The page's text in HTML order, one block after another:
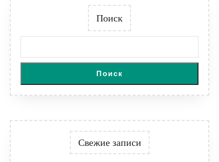
Поиск
Поиск
Свежие записи